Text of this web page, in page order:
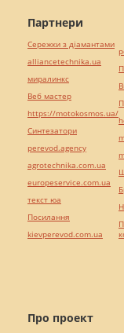
Про проект
Партнери
Сережки з діамантами
alliancetechnika.ua
миралинкс
Веб мастер
https://motokosmos.ua/
Синтезатори
perevod.agency
agrotechnika.com.ua
europeservice.com.ua
текст юа
Посилання
kievperevod.com.ua